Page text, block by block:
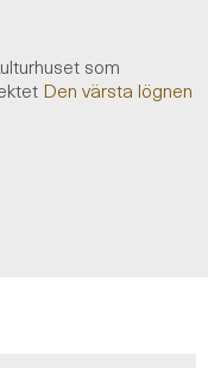
som
Den värsta lögnen